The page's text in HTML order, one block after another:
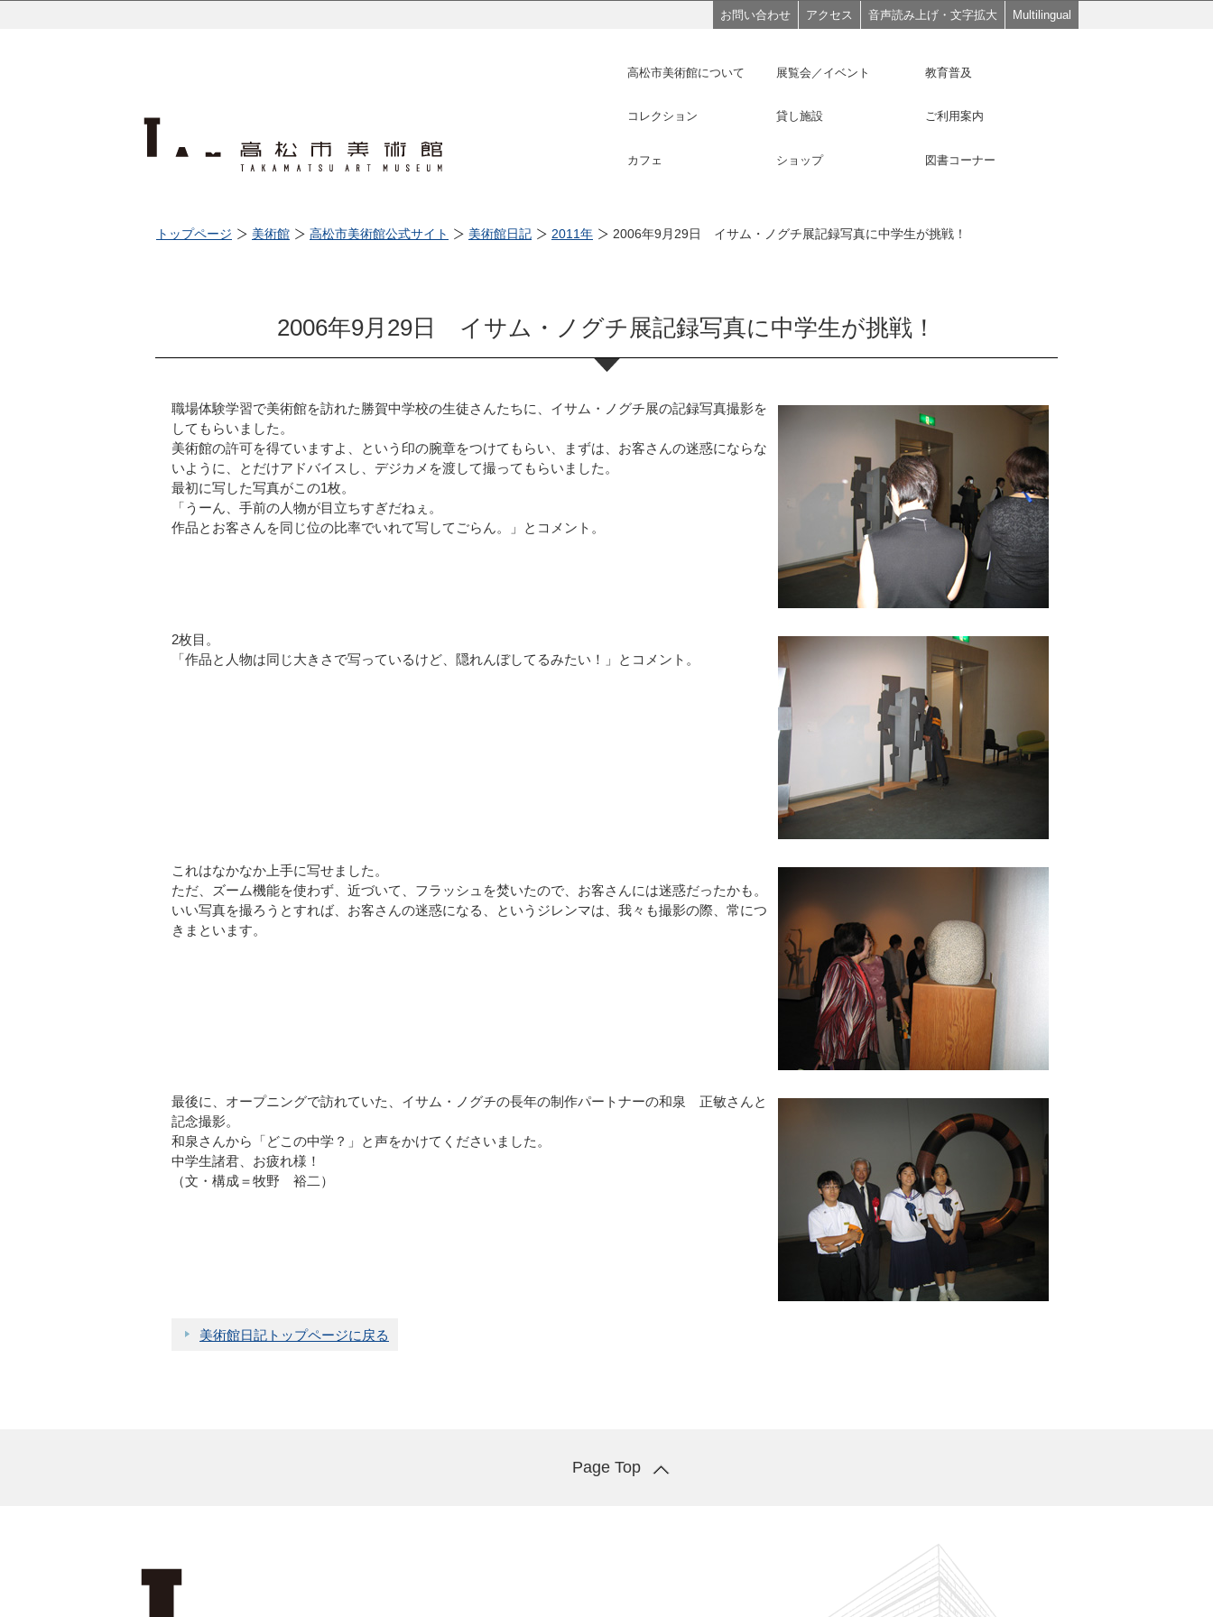
お問い合わせ アクセス 音声読み上げ・文字拡大 Multilingual
高松市美術館について 展覧会／イベント 教育普及
コレクション 貸し施設 ご利用案内
カフェ ショップ 図書コーナー
トップページ 美術館 高松市美術館公式サイト 美術館日記 2011年 2006年9月29日 イサム・ノグチ展記録写真に中学生が挑戦！
2006年9月29日 イサム・ノグチ展記録写真に中学生が挑戦！
職場体験学習で美術館を訪れた勝賀中学校の生徒さんたちに、イサム・ノグチ展の記録写真撮影を
してもらいました。
美術館の許可を得ていますよ、という印の腕章をつけてもらい、まずは、お客さんの迷惑にならな
いように、とだけアドバイスし、デジカメを渡して撮ってもらいました。
最初に写した写真がこの1枚。
「うーん、手前の人物が目立ちすぎだねぇ。
作品とお客さんを同じ位の比率でいれて写してごらん。」とコメント。
2枚目。
「作品と人物は同じ大きさで写っているけど、隠れんぼしてるみたい！」とコメント。
これはなかなか上手に写せました。
ただ、ズーム機能を使わず、近づいて、フラッシュを焚いたので、お客さんには迷惑だったかも。
いい写真を撮ろうとすれば、お客さんの迷惑になる、というジレンマは、我々も撮影の際、常につ
きまといます。
最後に、オープニングで訪れていた、イサム・ノグチの長年の制作パートナーの和泉 正敏さんと
記念撮影。
和泉さんから「どこの中学？」と声をかけてくださいました。
中学生諸君、お疲れ様！
（文・構成＝牧野 裕二）
美術館日記トップページに戻る
Page Top